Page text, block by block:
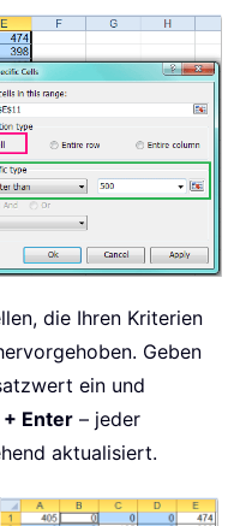
die Ihren Kriterien
Geben
ein und
Enter – jeder
aktualisiert.